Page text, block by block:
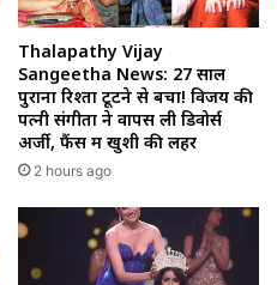
Thalapathy Vijay
Sangeetha News: 27 साल
पुराना रिश्ता टूटने से बचा! विजय की
पत्नी संगीता ने वापस ली डिवोर्स
अर्जी, फैंस में खुशी की लहर
2 hours ago